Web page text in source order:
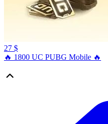
27 $
🔥 1800 UC PUBG Mobile 🔥